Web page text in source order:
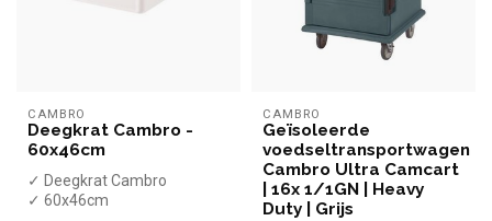
CAMBRO
Deegkrat Cambro -
60x46cm
✓ Deegkrat Cambro
✓ 60x46cm
CAMBRO
Geïsoleerde
voedseltransportwagen
Cambro Ultra Camcart
| 16x 1/1GN | Heavy
Duty | Grijs